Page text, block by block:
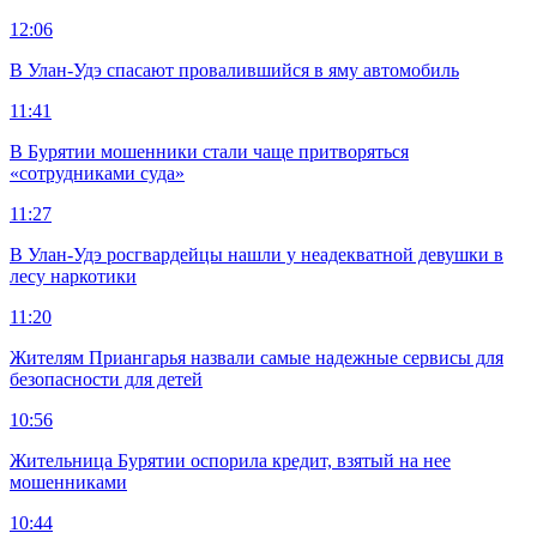
12:06
В Улан-Удэ спасают провалившийся в яму автомобиль
11:41
В Бурятии мошенники стали чаще притворяться
«сотрудниками суда»
11:27
В Улан-Удэ росгвардейцы нашли у неадекватной девушки в
лесу наркотики
11:20
Жителям Приангарья назвали самые надежные сервисы для
безопасности для детей
10:56
Жительница Бурятии оспорила кредит, взятый на нее
мошенниками
10:44